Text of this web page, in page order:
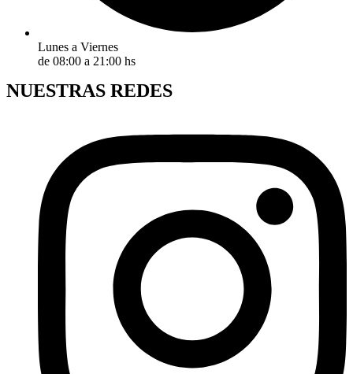
Lunes a Viernes
de 08:00 a 21:00 hs
NUESTRAS REDES